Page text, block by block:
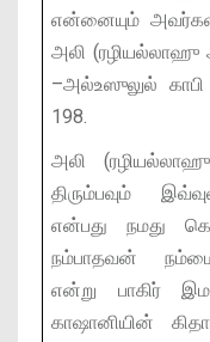
என்னையும்
அலி
–அல்உஸுலுல்
198.
அலி
திரும்பவும்
என்பது நமது
நம்பாதவன்
என்று பாகிர்
காஷானியின்